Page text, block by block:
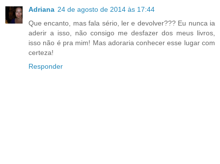
Adriana 24 de agosto de 2014 às 17:44
Que encanto, mas fala sério, ler e devolver??? Eu nunca ia
aderir a isso, não consigo me desfazer dos meus livros,
isso não é pra mim! Mas adoraria conhecer esse lugar com
certeza!
Responder